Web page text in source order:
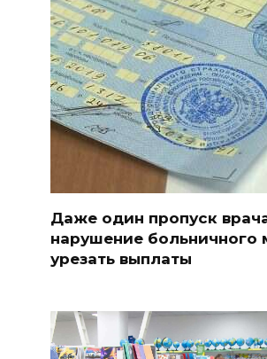
Даже один пропуск
нарушение больничного
урезать выплаты